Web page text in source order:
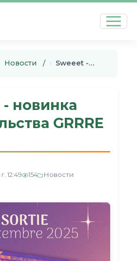
Новости › Sweeet - новинка издательства…
новинка
GRRRE
12:49 154 Новости